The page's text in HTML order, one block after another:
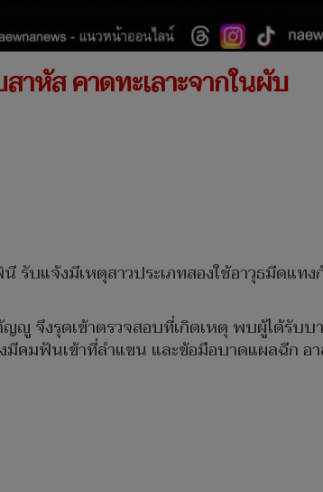
หัส คาดทะเลาะจากในผับ
รับแจ้งมีเหตุสาวประเภทสองใช้อาวุธมีดแท
จึงรุดเข้าตรวจสอบที่เกิดเหตุ พบผู้ได้รับบ
คมฟันเข้าที่ลำแขน และข้อมือบาดแผลฉีก